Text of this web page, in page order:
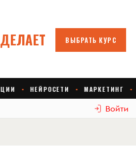
Войти